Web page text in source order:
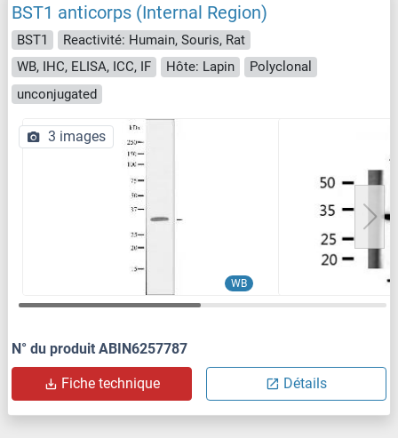
BST1 anticorps (Internal Region)
BST1
Reactivité: Humain, Souris, Rat
WB, IHC, ELISA, ICC, IF
Hôte: Lapin
Polyclonal
unconjugated
WB
3 images
N° du produit ABIN6257787
Fiche technique Détails